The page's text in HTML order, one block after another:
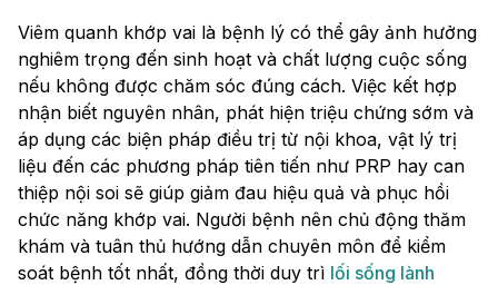
Viêm quanh khớp vai là bệnh lý có thể gây ảnh hưởng
nghiêm trọng đến sinh hoạt và chất lượng cuộc sống
nếu không được chăm sóc đúng cách. Việc kết hợp
nhận biết nguyên nhân, phát hiện triệu chứng sớm và
áp dụng các biện pháp điều trị từ nội khoa, vật lý trị
liệu đến các phương pháp tiên tiến như PRP hay can
thiệp nội soi sẽ giúp giảm đau hiệu quả và phục hồi
chức năng khớp vai. Người bệnh nên chủ động thăm
khám và tuân thủ hướng dẫn chuyên môn để kiểm
soát bệnh tốt nhất, đồng thời duy trì lối sống lành